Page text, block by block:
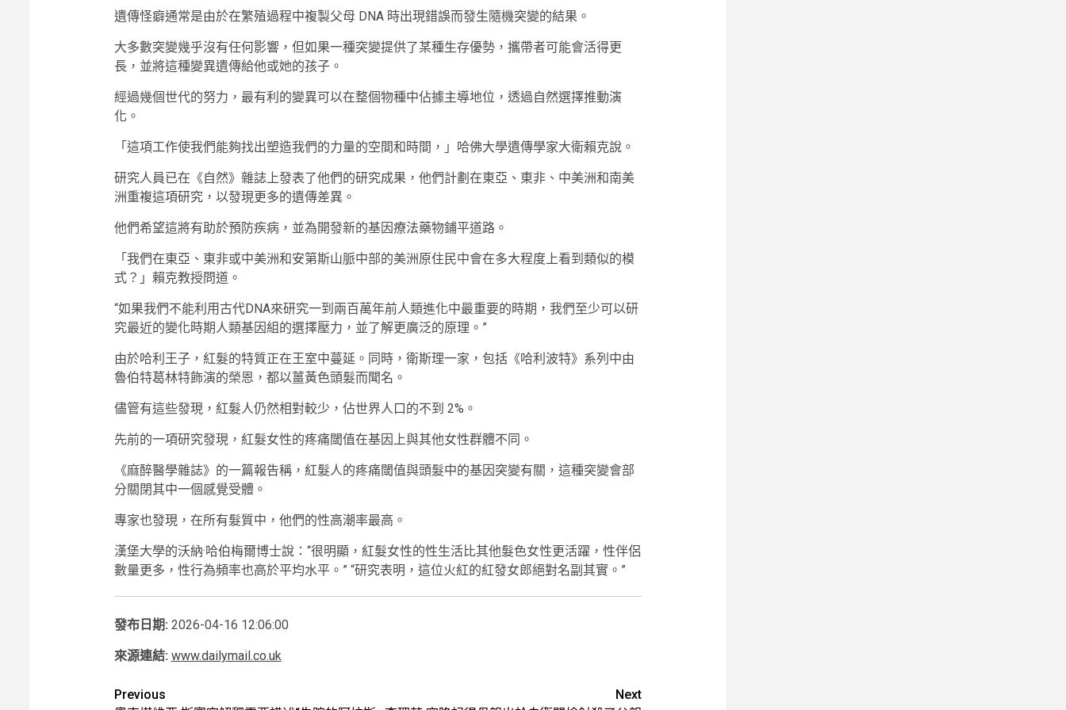
遺傳怪癖通常是由於在繁殖過程中複製父母 DNA 時出現錯誤而發生隨機突變的結果。
大多數突變幾乎沒有任何影響，但如果一種突變提供了某種生存優勢，攜帶者可能會活得更
長，並將這種變異遺傳給他或她的孩子。
經過幾個世代的努力，最有利的變異可以在整個物種中佔據主導地位，透過自然選擇推動演
化。
「這項工作使我們能夠找出塑造我們的力量的空間和時間，」哈佛大學遺傳學家大衛賴克說。
研究人員已在《自然》雜誌上發表了他們的研究成果，他們計劃在東亞、東非、中美洲和南美
洲重複這項研究，以發現更多的遺傳差異。
他們希望這將有助於預防疾病，並為開發新的基因療法藥物鋪平道路。
「我們在東亞、東非或中美洲和安第斯山脈中部的美洲原住民中會在多大程度上看到類似的模
式？」賴克教授問道。
“如果我們不能利用古代DNA來研究一到兩百萬年前人類進化中最重要的時期，我們至少可以研
究最近的變化時期人類基因組的選擇壓力，並了解更廣泛的原理。”
由於哈利王子，紅髮的特質正在王室中蔓延。同時，衛斯理一家，包括《哈利波特》系列中由
魯伯特葛林特飾演的榮恩，都以薑黃色頭髮而聞名。
儘管有這些發現，紅髮人仍然相對較少，佔世界人口的不到 2%。
先前的一項研究發現，紅髮女性的疼痛閾值在基因上與其他女性群體不同。
《麻醉醫學雜誌》的一篇報告稱，紅髮人的疼痛閾值與頭髮中的基因突變有關，這種突變會部
分關閉其中一個感覺受體。
專家也發現，在所有髮質中，他們的性高潮率最高。
漢堡大學的沃納·哈伯梅爾博士說：“很明顯，紅髮女性的性生活比其他髮色女性更活躍，性伴侶
數量更多，性行為頻率也高於平均水平。” “研究表明，這位火紅的紅發女郎絕對名副其實。”
發布日期: 2026-04-16 12:06:00
來源連結: www.dailymail.co.uk
Post
Previous
Next